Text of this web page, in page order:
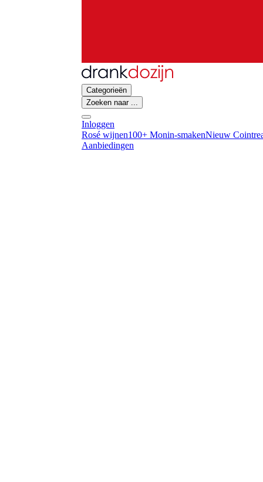
Categorieën
Zoeken naar ...
Inloggen
Rosé wijnen100+ Monin-smakenNieuw
Aanbiedingen